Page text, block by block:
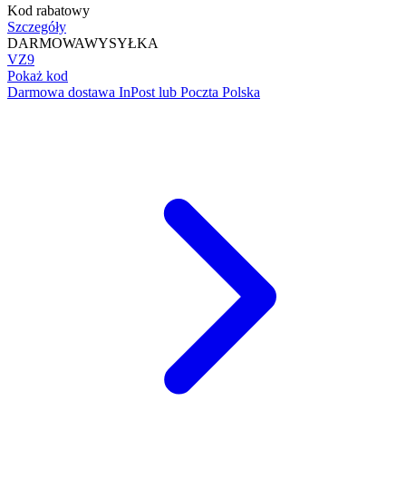
Kod rabatowy
Szczegóły
DARMOWAWYSYŁKA
VZ9
Pokaż kod
Darmowa dostawa InPost lub Poczta Polska